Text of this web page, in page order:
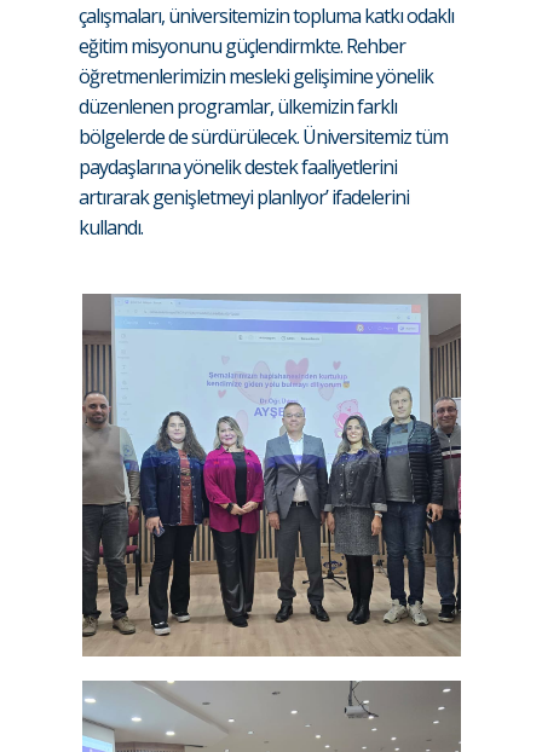
çalışmaları, üniversitemizin topluma katkı odaklı
eğitim misyonunu güçlendirmkte. Rehber
öğretmenlerimizin mesleki gelişimine yönelik
düzenlenen programlar, ülkemizin farklı
bölgelerde de sürdürülecek. Üniversitemiz tüm
paydaşlarına yönelik destek faaliyetlerini
artırarak genişletmeyi planlıyor’ ifadelerini
kullandı.